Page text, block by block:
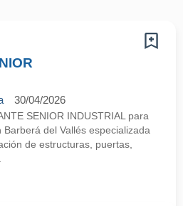
30/04/2026
SENIOR INDUSTRIAL para
del Vallés especializada
de estructuras, puertas,